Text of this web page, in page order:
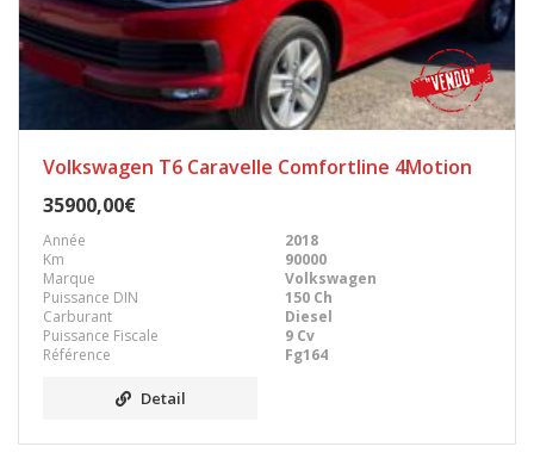
Volkswagen T6 Caravelle Comfortline 4Motion
35900,00€
Année
2018
Km
90000
Marque
Volkswagen
Puissance DIN
150 Ch
Carburant
Diesel
Puissance Fiscale
9 Cv
Référence
Fg164
Detail